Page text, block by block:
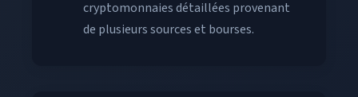
cryptomonnaies détaillées provenant
de plusieurs sources et bourses.